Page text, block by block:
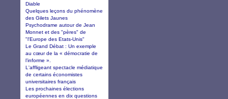
Diable
Quelques leçons du phénomène
des Gilets Jaunes
Psychodrame autour de Jean
Monnet et des "pères" de
"l'Europe des Etats-Unis"
Le Grand Débat : Un exemple
au cœur de la « démocratie de
l’informe ».
L'affligeant spectacle médiatique
de certains économistes
universitaires français
Les prochaines élections
européennes en dix questions